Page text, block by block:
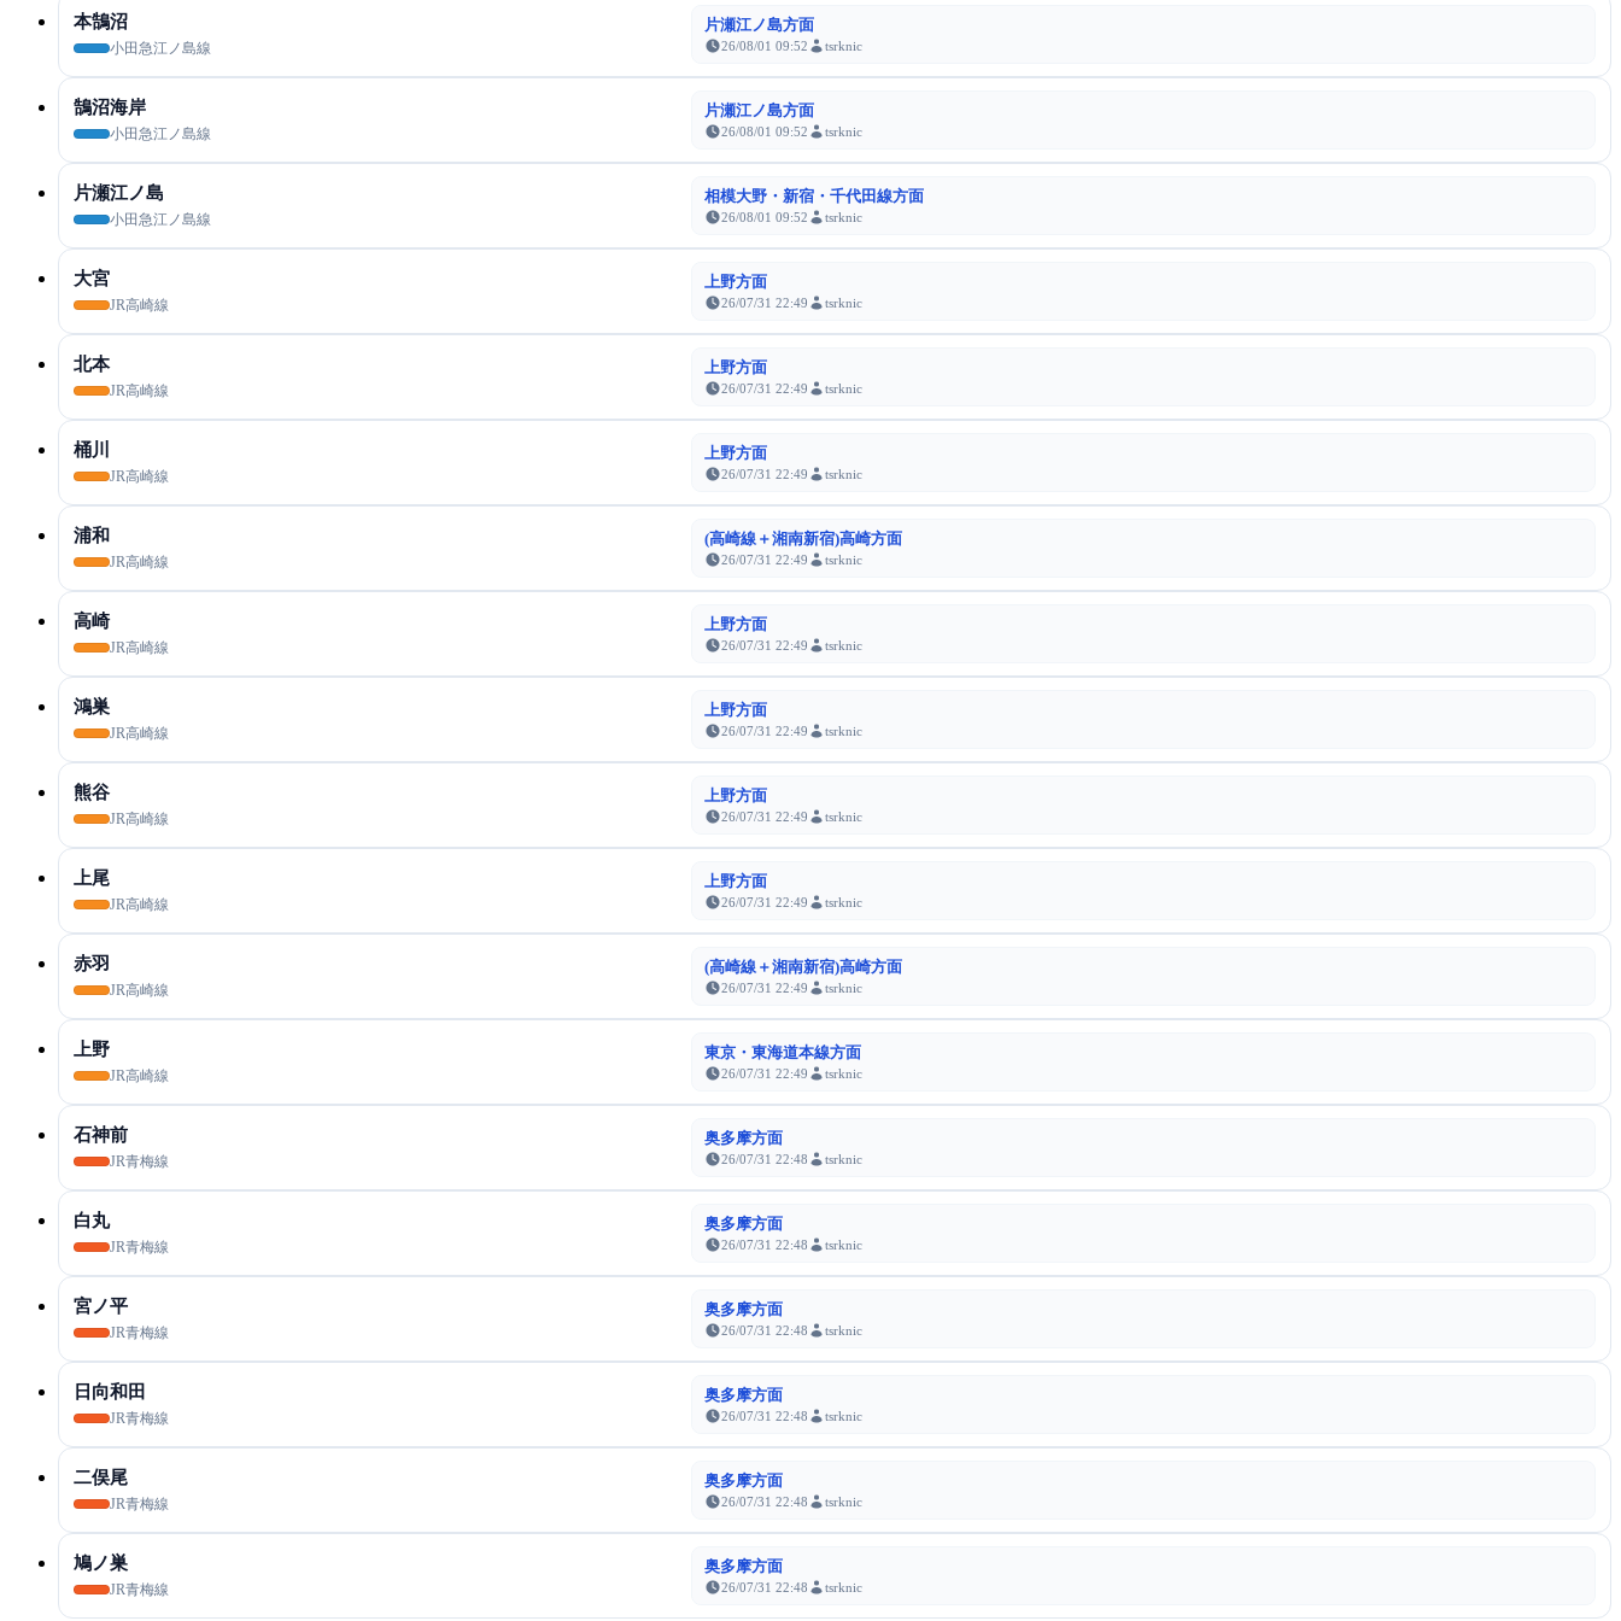
本鵠沼
小田急江ノ島線
片瀬江ノ島方面
26/08/01 09:52 tsrknic
鵠沼海岸
小田急江ノ島線
片瀬江ノ島方面
26/08/01 09:52 tsrknic
片瀬江ノ島
小田急江ノ島線
相模大野・新宿・千代田線方面
26/08/01 09:52 tsrknic
大宮
JR高崎線
上野方面
26/07/31 22:49 tsrknic
北本
JR高崎線
上野方面
26/07/31 22:49 tsrknic
桶川
JR高崎線
上野方面
26/07/31 22:49 tsrknic
浦和
JR高崎線
(高崎線＋湘南新宿)高崎方面
26/07/31 22:49 tsrknic
高崎
JR高崎線
上野方面
26/07/31 22:49 tsrknic
鴻巣
JR高崎線
上野方面
26/07/31 22:49 tsrknic
熊谷
JR高崎線
上野方面
26/07/31 22:49 tsrknic
上尾
JR高崎線
上野方面
26/07/31 22:49 tsrknic
赤羽
JR高崎線
(高崎線＋湘南新宿)高崎方面
26/07/31 22:49 tsrknic
上野
JR高崎線
東京・東海道本線方面
26/07/31 22:49 tsrknic
石神前
JR青梅線
奥多摩方面
26/07/31 22:48 tsrknic
白丸
JR青梅線
奥多摩方面
26/07/31 22:48 tsrknic
宮ノ平
JR青梅線
奥多摩方面
26/07/31 22:48 tsrknic
日向和田
JR青梅線
奥多摩方面
26/07/31 22:48 tsrknic
二俣尾
JR青梅線
奥多摩方面
26/07/31 22:48 tsrknic
鳩ノ巣
JR青梅線
奥多摩方面
26/07/31 22:48 tsrknic